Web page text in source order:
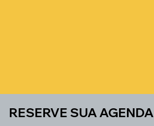
RESERVE SUA AGENDA